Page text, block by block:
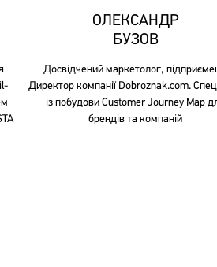
ОЛЕКСАНДР
БУЗОВ
Досвідчений маркетолог,
Директор компанії Dobroznak.com.
із побудови Customer Journey Map
брендів та компаній